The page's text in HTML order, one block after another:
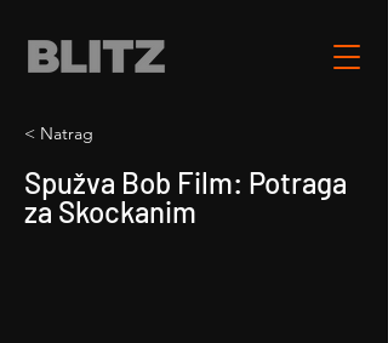
< Natrag
Spužva Bob Film: Potraga
za Skockanim